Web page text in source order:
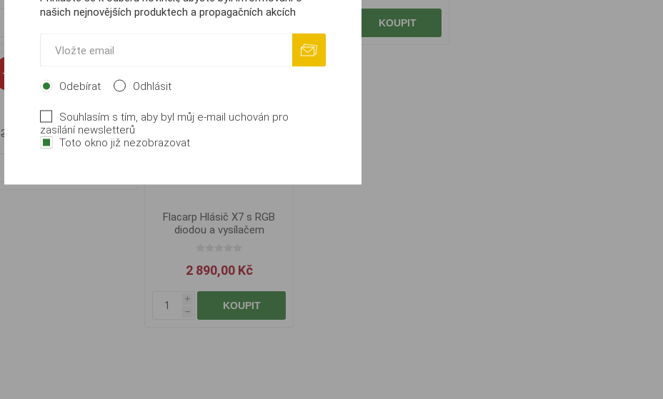
i
KOUPIT
-3%Flacarp Hlásič SOLUX s
RGB a Vysílačem
3 790,00 Kč 3 690,00 Kč
Flacarp Hlásič X7 s RGB
diodou a vysílačem
2 890,00 Kč
i
h
KOUPIT
našich nejnovějších produktech a propagačních akcích
Odebírat Odhlásit
Souhlasím s tím, aby byl můj e-mail uchován pro
zasílání newsletterů
Toto okno již nezobrazovat